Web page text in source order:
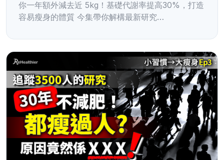
你一年額外減去近 5kg！基礎代謝率提高30%，打造
容易瘦身的體質 今集帶你解構最新研究…